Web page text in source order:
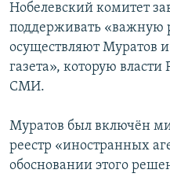
Нобелевский комитет
поддерживать «важную
осуществляют Муратов
газета», которую
СМИ.
Муратов был включён
реестр «иностранных
обосновании этого